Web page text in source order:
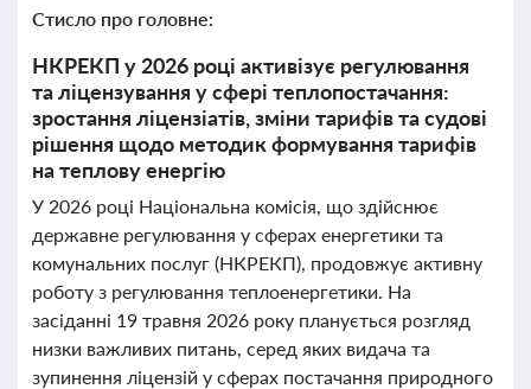
Стисло про головне:
НКРЕКП у 2026 році активізує регулювання
та ліцензування у сфері теплопостачання:
зростання ліцензіатів, зміни тарифів та судові
рішення щодо методик формування тарифів
на теплову енергію
У 2026 році Національна комісія, що здійснює
державне регулювання у сферах енергетики та
комунальних послуг (НКРЕКП), продовжує активну
роботу з регулювання теплоенергетики. На
засіданні 19 травня 2026 року планується розгляд
низки важливих питань, серед яких видача та
зупинення ліцензій у сферах постачання природного